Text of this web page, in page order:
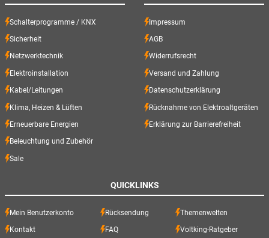
Schalterprogramme / KNX
Sicherheit
Netzwerktechnik
Elektroinstallation
Kabel/Leitungen
Klima, Heizen & Lüften
Erneuerbare Energien
Beleuchtung und Zubehör
Sale
Impressum
AGB
Widerrufsrecht
Versand und Zahlung
Datenschutzerklärung
Rücknahme von Elektroaltgeräten
Erklärung zur Barrierefreiheit
QUICKLINKS
Mein Benutzerkonto Rücksendung Themenwelten
Kontakt FAQ Voltking-Ratgeber